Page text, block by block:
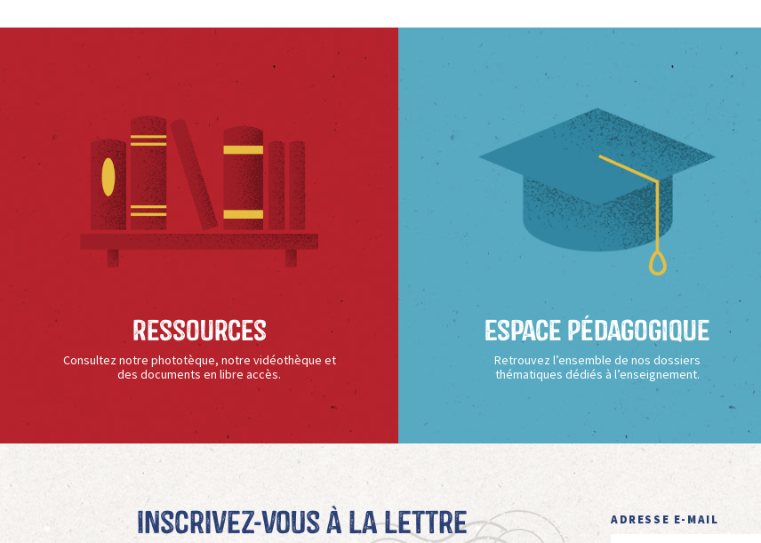
Ressources
Consultez notre phototèque, notre vidéothèque et
des documents en libre accès.
Espace Pédagogique
Retrouvez l’ensemble de nos dossiers
thématiques dédiés à l’enseignement.
Inscrivez-vous à La Lettre ADRESSE E-MAIL